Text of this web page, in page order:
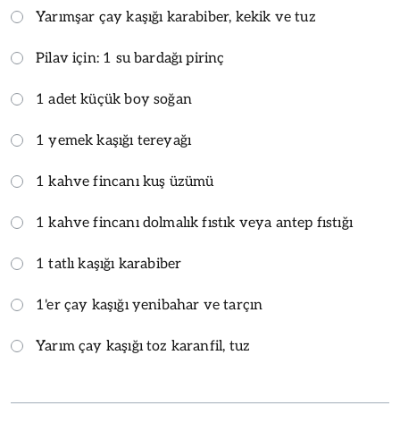
Yarımşar çay kaşığı karabiber, kekik ve tuz
Pilav için: 1 su bardağı pirinç
1 adet küçük boy soğan
1 yemek kaşığı tereyağı
1 kahve fincanı kuş üzümü
1 kahve fincanı dolmalık fıstık veya antep fıstığı
1 tatlı kaşığı karabiber
1'er çay kaşığı yenibahar ve tarçın
Yarım çay kaşığı toz karanfil, tuz